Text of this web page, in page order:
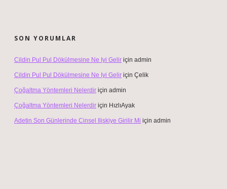
SON YORUMLAR
Cildin Pul Pul Dökülmesine Ne Iyi Gelir için admin
Cildin Pul Pul Dökülmesine Ne Iyi Gelir için Çelik
Çoğaltma Yöntemleri Nelerdir için admin
Çoğaltma Yöntemleri Nelerdir için HızlıAyak
Adetin Son Günlerinde Cinsel Ilişkiye Girilir Mi için admin